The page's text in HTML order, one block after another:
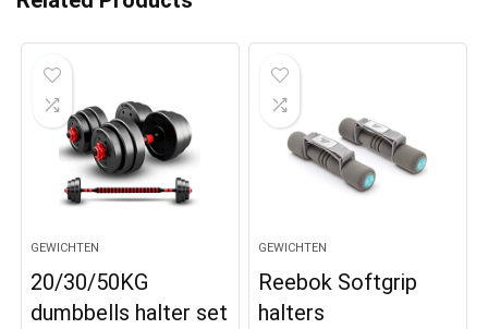
GEWICHTEN
20/30/50KG
dumbbells halter set
GEWICHTEN
Reebok Softgrip
halters